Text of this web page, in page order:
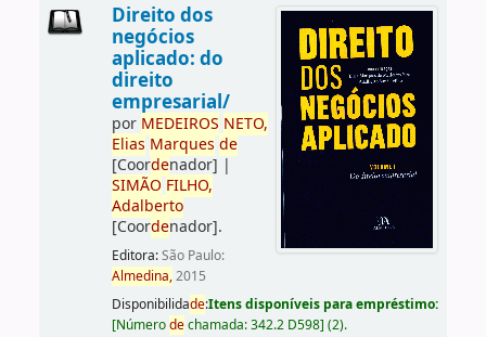
Direito dos
negócios
aplicado: do
direito
empresarial/
por MEDEIROS NETO,
Elias Marques de
[Coordenador] |
SIMÃO FILHO,
Adalberto
[Coordenador].
Editora:São Paulo:
Almedina,2015
Disponibilidade:Itens disponíveis para empréstimo:
[Númerodechamada:342.2 D598] (2).